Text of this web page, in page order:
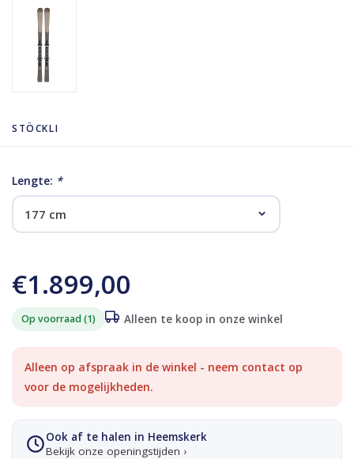
STÖCKLI
Lengte: *
€1.899,00
Op voorraad (1) Alleen te koop in onze winkel
Alleen op afspraak in de winkel - neem contact op
voor de mogelijkheden.
Ook af te halen in Heemskerk
Bekijk onze openingstijden ›